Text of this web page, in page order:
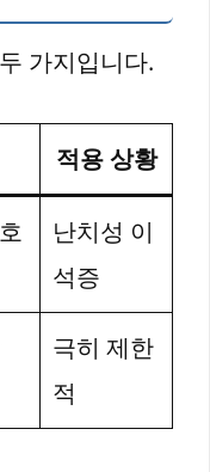
가지입니다.
적용 상황
난치성 이
석증
극히 제한
적